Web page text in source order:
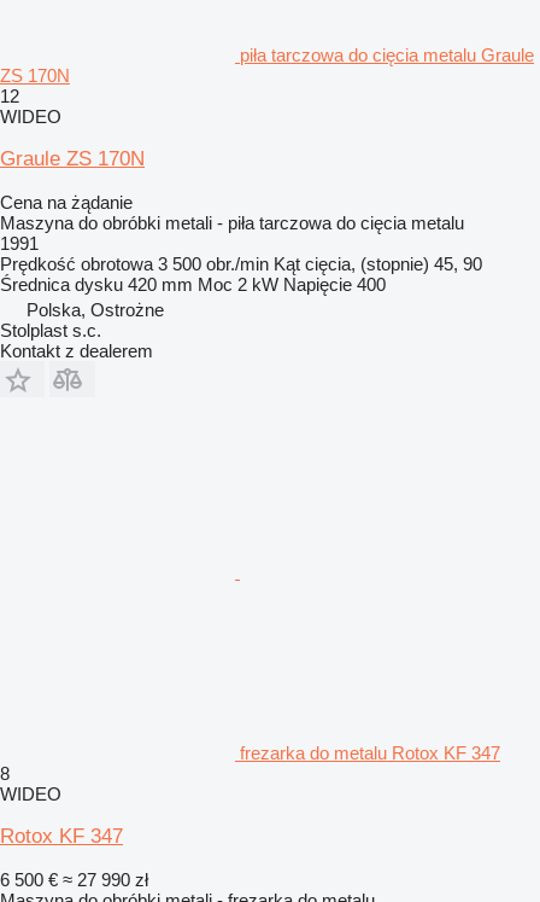
piła tarczowa do cięcia metalu Graule
ZS 170N
12
WIDEO
Graule ZS 170N
Cena na żądanie
Maszyna do obróbki metali - piła tarczowa do cięcia metalu
1991
Prędkość obrotowa 3 500 obr./min Kąt cięcia, (stopnie) 45, 90
Średnica dysku 420 mm Moc 2 kW Napięcie 400
Polska, Ostrożne
Stolplast s.c.
Kontakt z dealerem
frezarka do metalu Rotox KF 347
8
WIDEO
Rotox KF 347
6 500 € ≈ 27 990 zł